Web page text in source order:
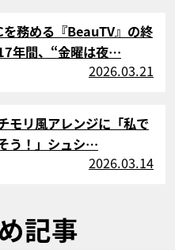
務める『BeauTV』の終
年間、“金曜は夜…
2026.03.21
モリ風アレンジに「私で
う！」シュシ…
2026.03.14
記事